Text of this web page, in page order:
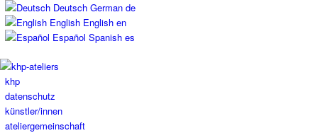
Deutsch German de
English English en
Español Spanish es
khp
datenschutz
künstler/innen
ateliergemeinschaft